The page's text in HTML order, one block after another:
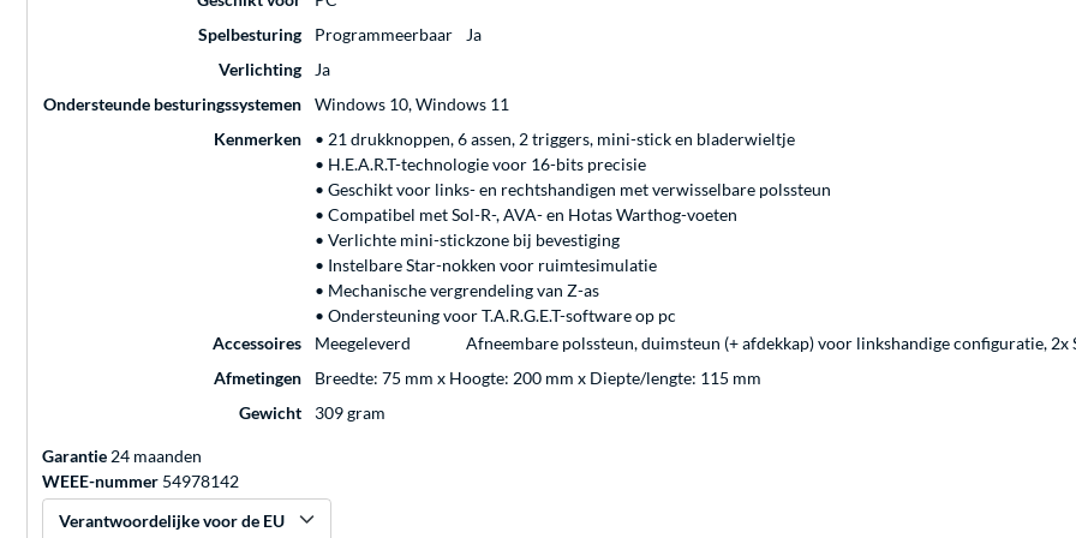
Spelbesturing
Programmeerbaar
Ja
Verlichting
Ja
Ondersteunde besturingssystemen
Windows 10, Windows 11
Kenmerken
• 21 drukknoppen, 6 assen, 2 triggers, mini-stick en bladerwieltje
• H.E.A.R.T-technologie voor 16-bits precisie
• Geschikt voor links- en rechtshandigen met verwisselbare polssteun
• Compatibel met Sol-R-, AVA- en Hotas Warthog-voeten
• Verlichte mini-stickzone bij bevestiging
• Instelbare Star-nokken voor ruimtesimulatie
• Mechanische vergrendeling van Z-as
• Ondersteuning voor T.A.R.G.E.T-software op pc
Accessoires
Meegeleverd
Afneembare polssteun, duimsteun (+ afdekkap) voor linkshandige configuratie,
Afmetingen
Breedte: 75 mm x Hoogte: 200 mm x Diepte/lengte: 115 mm
Gewicht
309 gram
Garantie24 maanden
WEEE-nummer 54978142
Verantwoordelijke voor de EU